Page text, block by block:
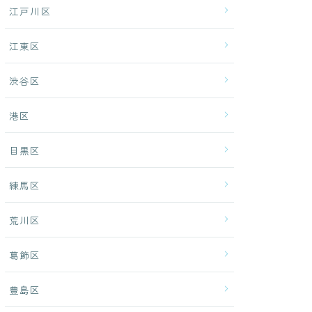
江戸川区
江東区
渋谷区
港区
目黒区
練馬区
荒川区
葛飾区
豊島区